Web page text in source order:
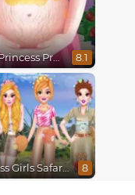
Royal Princess Pregnant 8.1
Princess Girls Safari Trip 8